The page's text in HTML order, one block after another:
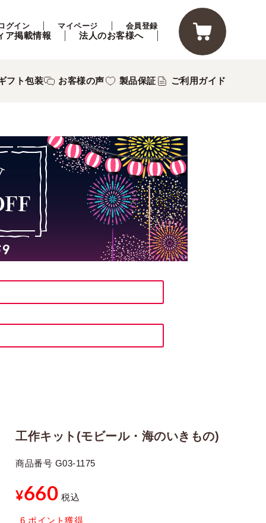
グイン マイページ 会員登録
ア掲載情報 法人のお客様へ
フト包装 お客様の声 製品保証 ご利用ガイド
工作キット(モビール・海のいきもの)
商品番号 G03-1175
¥660 税込
6 ポイント獲得